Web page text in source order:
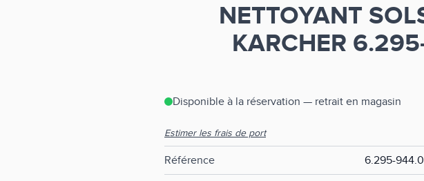
NETTOYANT
KARCHER
Disponible à la réservation — retrait en magasin
Estimer les frais de port
Référence 6.295-944.0